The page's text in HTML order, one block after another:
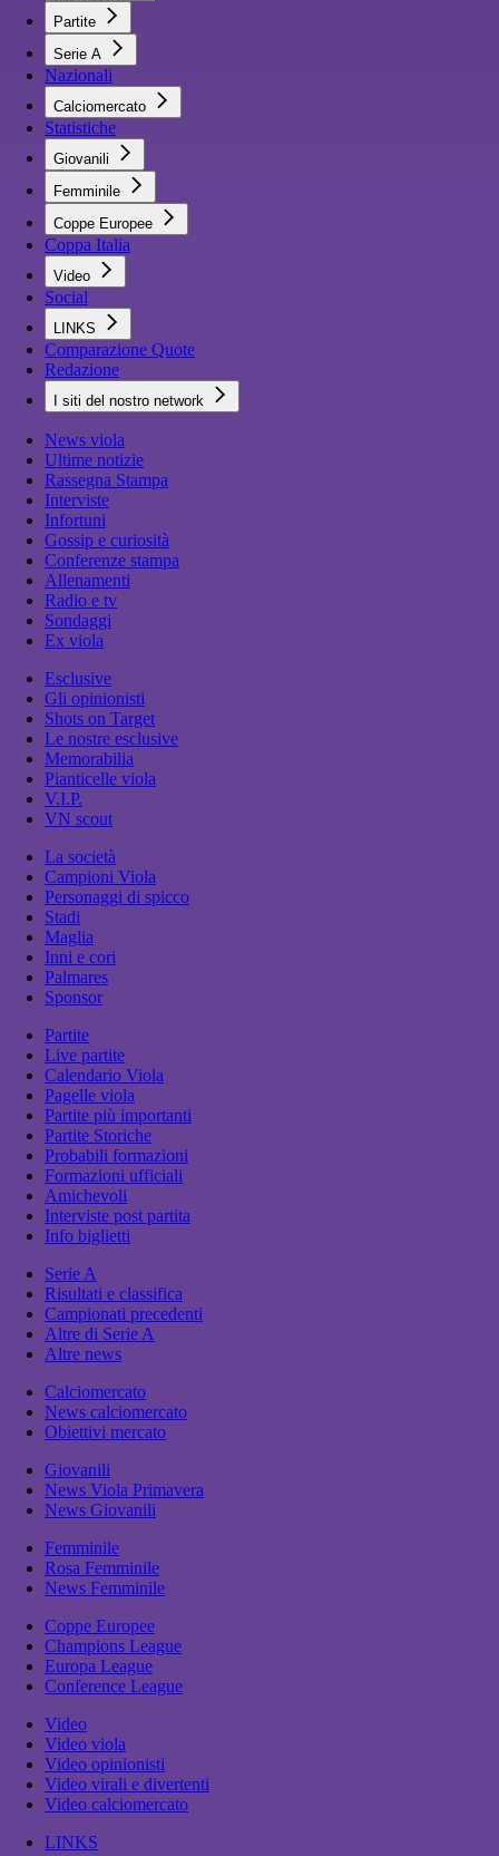
Partite
Serie A
Nazionali
Calciomercato
Statistiche
Giovanili
Femminile
Coppe Europee
Coppa Italia
Video
Social
LINKS
Comparazione Quote
Redazione
I siti del nostro network
News viola
Ultime notizie
Rassegna Stampa
Interviste
Infortuni
Gossip e curiosità
Conferenze stampa
Allenamenti
Radio e tv
Sondaggi
Ex viola
Esclusive
Gli opinionisti
Shots on Target
Le nostre esclusive
Memorabilia
Pianticelle viola
V.I.P.
VN scout
La società
Campioni Viola
Personaggi di spicco
Stadi
Maglia
Inni e cori
Palmares
Sponsor
Partite
Live partite
Calendario Viola
Pagelle viola
Partite più importanti
Partite Storiche
Probabili formazioni
Formazioni ufficiali
Amichevoli
Interviste post partita
Info biglietti
Serie A
Risultati e classifica
Campionati precedenti
Altre di Serie A
Altre news
Calciomercato
News calciomercato
Obiettivi mercato
Giovanili
News Viola Primavera
News Giovanili
Femminile
Rosa Femminile
News Femminile
Coppe Europee
Champions League
Europa League
Conference League
Video
Video viola
Video opinionisti
Video virali e divertenti
Video calciomercato
LINKS